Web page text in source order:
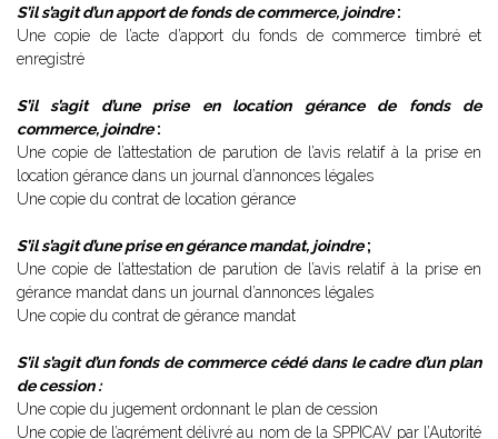
S’il s’agit d’un apport de fonds de commerce, joindre:
Une copie de l’acte d’apport du fonds de commerce timbré et
enregistré
S’il s’agit d’une prise en location gérance de fonds de
commerce, joindre:
Une copie de l’attestation de parution de l’avis relatif à la prise en
location gérance dans un journal d’annonces légales
Une copie du contrat de location gérance
S’il s’agit d’une prise en gérance mandat, joindre;
Une copie de l’attestation de parution de l’avis relatif à la prise en
gérance mandat dans un journal d’annonces légales
Une copie du contrat de gérance mandat
S’il s’agit d’un fonds de commerce cédé dans le cadre d’un plan
de cession :
Une copie du jugement ordonnant le plan de cession
Une copie de l’agrément délivré au nom de la SPPICAV par l’Autorité